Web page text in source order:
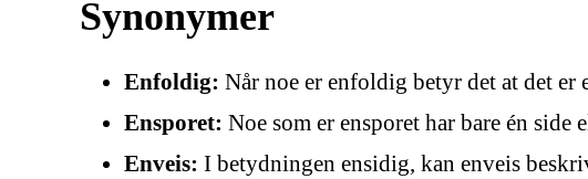
Synonymer
Enfoldig: Når noe er enfoldig betyr det at det
Ensporet: Noe som er ensporet har bare én
Enveis: I betydningen ensidig, kan enveis